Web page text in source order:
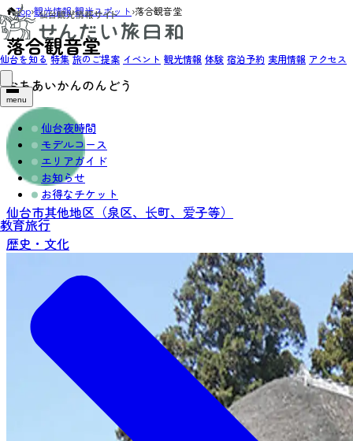
仙台を知る 特集 旅のご提案 イベント 観光情報 体験 宿泊予約 実用情報 アクセス
menu
仙台夜時間
モデルコース
エリアガイド
お知らせ
お得なチケット
教育旅行
Top›観光情報›観光スポット›落合観音堂
落合観音堂
おちあいかんのんどう
仙台市其他地区（泉区、长町、爱子等）
歴史・文化